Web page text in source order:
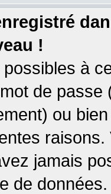
!
à
de
ou
jamais
de